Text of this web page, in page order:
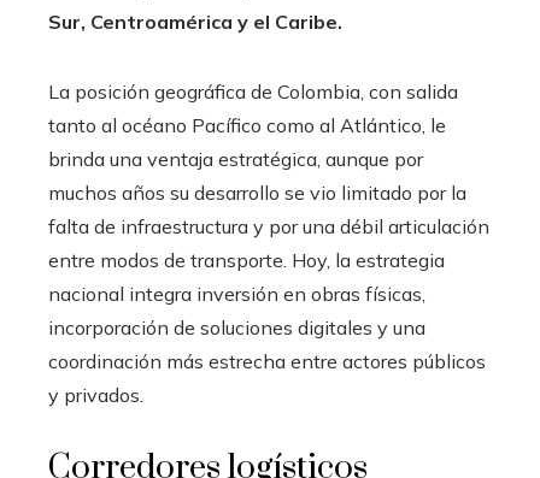
Sur, Centroamérica y el Caribe.
La posición geográfica de Colombia, con salida
tanto al océano Pacífico como al Atlántico, le
brinda una ventaja estratégica, aunque por
muchos años su desarrollo se vio limitado por la
falta de infraestructura y por una débil articulación
entre modos de transporte. Hoy, la estrategia
nacional integra inversión en obras físicas,
incorporación de soluciones digitales y una
coordinación más estrecha entre actores públicos
y privados.
Corredores logísticos